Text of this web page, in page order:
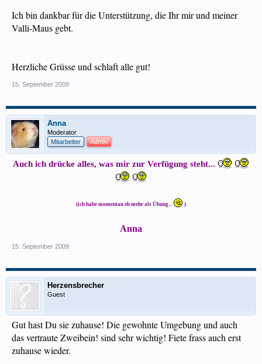
Ich bin dankbar für die Unterstützung, die Ihr mir und meiner
Valli-Maus gebt.
Herzliche Grüsse und schlaft alle gut!
15. September 2009
Anna
Moderator
Mitarbeiter
Admin
Auch ich drücke alles, was mir zur Verfügung steht...
(ich habe momentan eh mehr als Übung... )
Anna
15. September 2009
Herzensbrecher
Guest
Gut hast Du sie zuhause! Die gewohnte Umgebung und auch
das vertraute Zweibein! sind sehr wichtig! Fiete frass auch erst
zuhause wieder.